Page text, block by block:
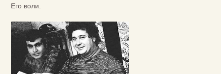
Его воли.